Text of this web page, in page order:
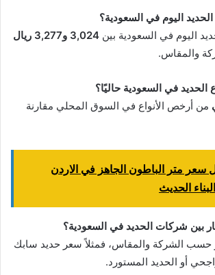
اليوم في السعودية بين
3,024 و3,277 ريال
والمقاس.
من أرخص الأنواع في السوق المحلي مقارنة
سعر متر الباطون الجاهز في الاردن
حسب الشركة والمقاس، فمثلاً سعر حديد سابك
أو الحديد المستورد.